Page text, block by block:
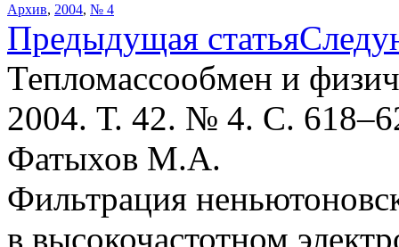
Архив, 2004, № 4
Предыдущая статья
Тепломассообмен и
2004. Т. 42. № 4. С.
Фатыхов М.А.
Фильтрация
в высокочастотном